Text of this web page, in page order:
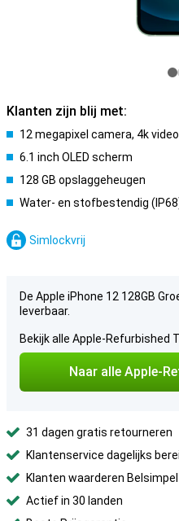
Klanten zijn blij met:
12 megapixel camera, 4k
6.1 inch OLED scherm
128 GB opslaggeheugen
Water- en stofbestendig
Simlockvrij
De Apple iPhone 12 128GB
leverbaar.
Bekijk alle Apple-Refurbished
Naar alle Apple-
31 dagen gratis retourneren
Klantenservice dagelijks
Klanten waarderen
Actief in 30 landen